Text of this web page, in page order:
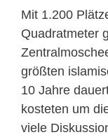
Mit 1.200
Quadratmeter
größten
10 Jahre
kosteten um
viele